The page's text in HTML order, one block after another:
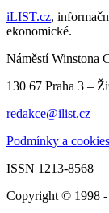
iLIST.cz,
ekonomické.
Náměstí Winstona
130 67 Praha 3 –
redakce@ilist.cz
Podmínky a cookies
ISSN 1213-8568
Copyright © 1998 -